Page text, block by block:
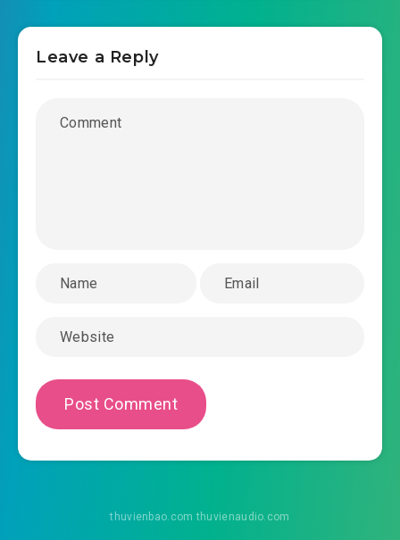
Leave a Reply
thuvienbao.com thuvienaudio.com